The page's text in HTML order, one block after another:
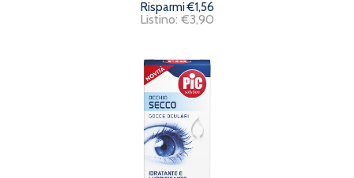
Risparmi €1,56
Listino: €3,90